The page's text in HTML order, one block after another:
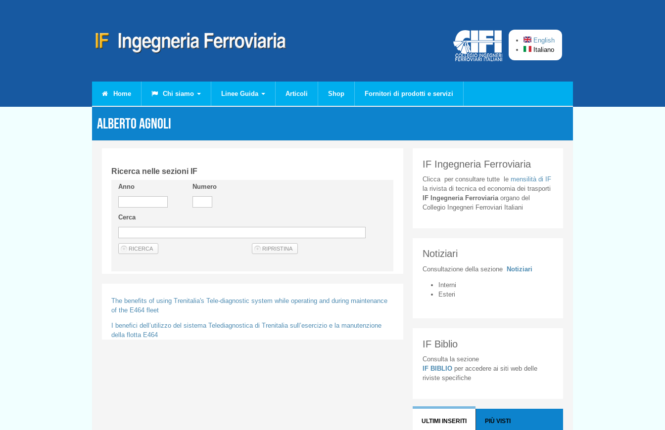
English
Italiano
Home Chi siamo Linee Guida Articoli Shop Fornitori di prodotti e servizi
Alberto AGNOLI
Ricerca nelle sezioni IF
Anno Numero
Cerca
The benefits of using Trenitalia's Tele-diagnostic system while operating and during maintenance
of the E464 fleet
I benefici dell’utilizzo del sistema Telediagnostica di Trenitalia sull’esercizio e la manutenzione
della flotta E464
IF Ingegneria Ferroviaria
Cliccaper consultare tuttele mensilità di IF
la rivista di tecnica ed economia dei trasporti
IF Ingegneria Ferroviaria organodel
Collegio
Ingegneri Ferroviari Italiani
Notiziari
Consultazione della sezione Notiziari
Interni
Esteri
IF Biblio
Consulta la sezione
IF BIBLIO per accedere ai siti web delle
riviste specifiche
ULTIMI INSERITI PIÙ VISTI